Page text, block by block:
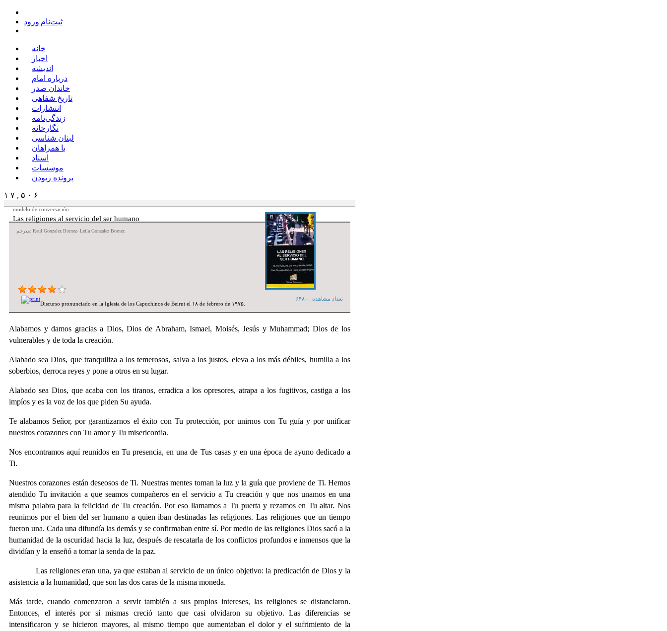
ثبت‌نام|ورود
خانه
اخبار
اندیشه
درباره امام
خاندان صدر
تاریخ شفاهی
انتشارات
زندگی‌نامه
نگارخانه
لبنان شناسی
با همراهان
اسناد
موسسات
پرونده ربودن
۱ ۷ , ۵ ۰ ۶
modelo de conversación
Las religiones al servicio del ser humano
مترجم: Raul Gonzalez Bornez- Leila Gonzalez Bornez
تعداد مشاهده :‌ ۶۴۸۰
Discurso pronunciado en la Iglesia de los Capuchinos de Beirut el ۱۸ de febrero de ۱۹۷۵.
Alabamos y damos gracias a Dios, Dios de Abraham, Ismael, Moisés, Jesús y Muhammad; Dios de los
vulnerables y de toda la creación.
Alabado sea Dios, que tranquiliza a los temerosos, salva a los justos, eleva a los más débiles, humilla a los
soberbios, derroca reyes y pone a otros en su lugar.
Alabado sea Dios, que acaba con los tiranos, erradica a los opresores, atrapa a los fugitivos, castiga a los
impíos y es la voz de los que piden Su ayuda.
Te alabamos Señor, por garantizarnos el éxito con Tu protección, por unirnos con Tu guía y por unificar
nuestros corazones con Tu amor y Tu misericordia.
Nos encontramos aquí reunidos en Tu presencia, en una de Tus casas y en una época de ayuno dedicado a
Ti.
Nuestros corazones están deseosos de Ti. Nuestras mentes toman la luz y la guía que proviene de Ti. Hemos
atendido Tu invitación a que seamos compañeros en el servicio a Tu creación y que nos unamos en una
misma palabra para la felicidad de Tu creación. Por eso llamamos a Tu puerta y rezamos en Tu altar. Nos
reunimos por el bien del ser humano a quien iban destinadas las religiones. Las religiones que un tiempo
fueron una. Cada una difundía las demás y se confirmaban entre sí. Por medio de las religiones Dios sacó a la
humanidad de la oscuridad hacia la luz, después de rescatarla de los conflictos profundos e inmensos que la
dividían y la enseñó a tomar la senda de la paz.
Las religiones eran una, ya que estaban al servicio de un único objetivo: la predicación de Dios y la
asistencia a la humanidad, que son las dos caras de la misma moneda.
Más tarde, cuando comenzaron a servir también a sus propios intereses, las religiones se distanciaron.
Entonces, el interés por sí mismas creció tanto que casi olvidaron su objetivo. Las diferencias se
intensificaron y se hicieron mayores, al mismo tiempo que aumentaban el dolor y el sufrimiento de la